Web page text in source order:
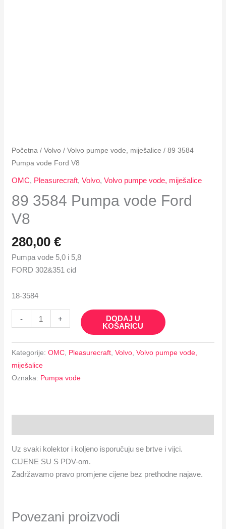
Početna /Volvo /Volvo pumpe vode, miješalice / 89 3584
Pumpa vode Ford V8
OMC, Pleasurecraft,Volvo,Volvo pumpe vode, miješalice
89 3584 Pumpa vode Ford
V8
280,00€
Pumpa vode 5,0 i 5,8
FORD 302&351 cid
18-3584
- +
DODAJ U
KOŠARICU
Kategorije:OMC Pleasurecraft ,Volvo ,Volvo pumpe vode,
miješalice
Oznaka: Pumpa vode
Uz svaki kolektor i koljeno isporučuju se brtve i vijci.
CIJENE SU S PDV-om.
Zadržavamo pravo promjene cijene bez prethodne najave.
Povezani proizvodi